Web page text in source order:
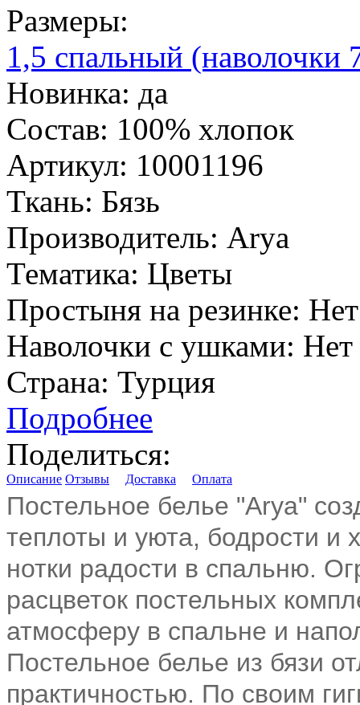
Размеры:
1,5 спальный (наволочки
Новинка: да
Состав: 100% хлопок
Артикул: 10001196
Ткань: Бязь
Производитель: Arya
Тематика: Цветы
Простыня на резинке: Нет
Наволочки с ушками: Нет
Страна: Турция
Подробнее
Поделиться:
Описание Отзывы Доставка Оплата
Постельное белье "Arya"
теплоты и уюта, бодрости и
нотки радости в спальню.
расцветок постельных
атмосферу в спальне и
Постельное белье из бязи
практичностью. По своим